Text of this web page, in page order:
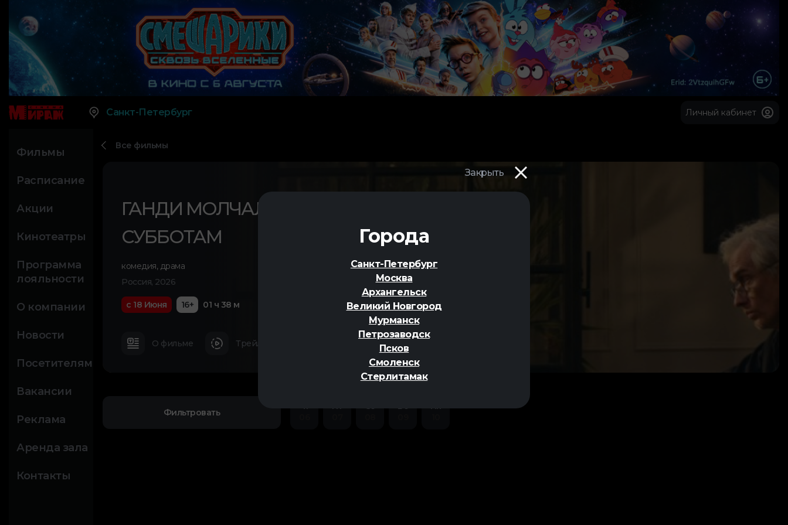
Закрыть
Города
Санкт-Петербург
Москва
Архангельск
Великий Новгород
Мурманск
Петрозаводск
Псков
Смоленск
Стерлитамак
Санкт-Петербург Личный кабинет
Фильмы
Расписание
Акции
Кинотеатры
Программа
лояльности
О компании
Новости
Посетителям
Вакансии
Реклама
Аренда зала
Контакты
Все фильмы
ГАНДИ МОЛЧАЛ ПО
СУББОТАМ
комедия,драма
Россия, 2026
с 18 Июня 16+ 01 ч 38 м
О фильме Трейлер
Фильтровать
Чт
Пт
Сб
Вс
Пн